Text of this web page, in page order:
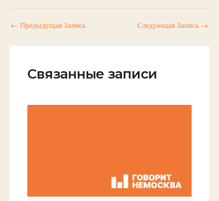
← Предыдущая Запись Следующая Запись →
Связанные записи